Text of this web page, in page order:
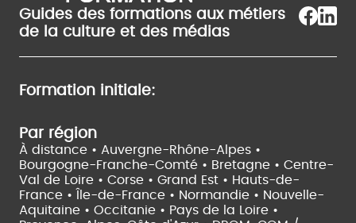
Guides des formations aux métiers
de la culture et des médias
Formation initiale:
Par région
À distance • Auvergne-Rhône-Alpes •
Bourgogne-Franche-Comté • Bretagne • Centre-
Val de Loire • Corse • Grand Est • Hauts-de-
France •
Île-de-France • Normandie • Nouvelle-
Aquitaine • Occitanie • Pays de la Loire •